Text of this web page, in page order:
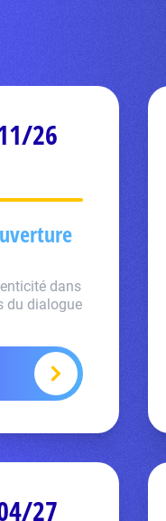
26
dans
du dialogue
27